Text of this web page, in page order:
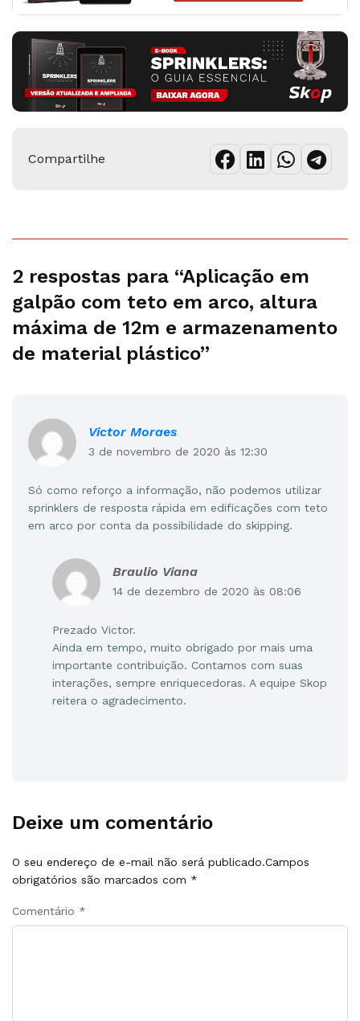
Compartilhe
2 respostas para “Aplicação em
galpão com teto em arco, altura
máxima de 12m e armazenamento
de material plástico”
Victor Moraes
3 de novembro de 2020 às 12:30
Só como reforço a informação, não podemos utilizar
sprinklers de resposta rápida em edificações com teto
em arco por conta da possibilidade do skipping.
Braulio Viana
14 de dezembro de 2020 às 08:06
Prezado Victor.
Ainda em tempo, muito obrigado por mais uma
importante contribuição. Contamos com suas
interações, sempre enriquecedoras. A equipe Skop
reitera o agradecimento.
Deixe um comentário
O seu endereço de e-mail não será publicado.Campos
obrigatórios são marcados com *
Comentário *